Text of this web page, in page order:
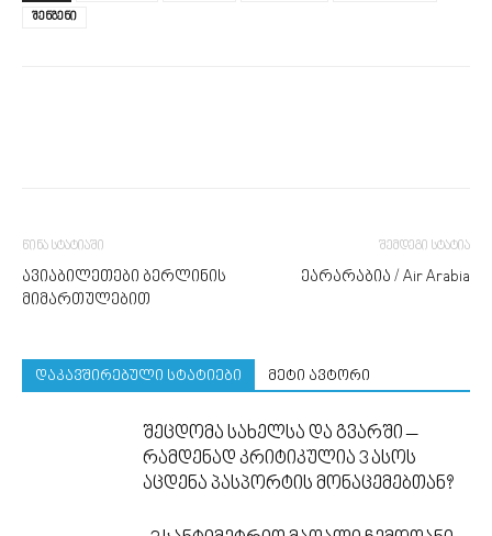
შენგენი
წინა სტატიაში
ავიაბილეთები ბერლინის
მიმართულებით
შემდეგი სტატია
ეარარაბია / Air Arabia
დაკავშირებული სტატიები მეტი ავტორი
შეცდომა სახელსა და გვარში –
რამდენად კრიტიკულია 3 ასოს
აცდენა პასპორტის მონაცემებთან?